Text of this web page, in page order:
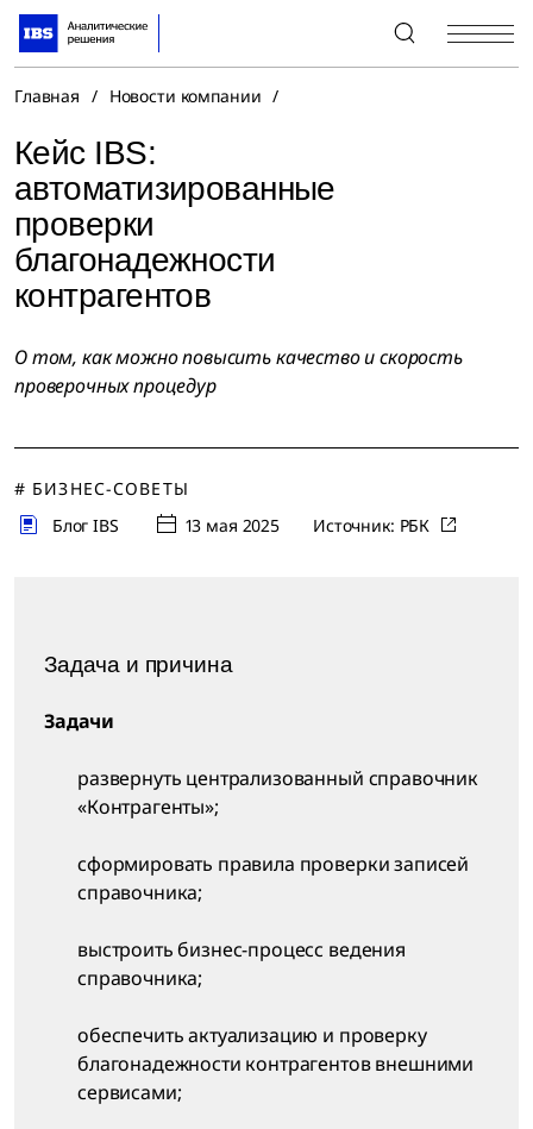
+7 (495) 967-80-80
Главная / Новости компании /
Кейс IBS:
автоматизированные
проверки
благонадежности
контрагентов
О том, как можно повысить качество и скорость
проверочных процедур
# БИЗНЕС-СОВЕТЫ
Блог IBS
13 мая 2025 Источник: РБК
Задача и причина
Задачи
развернуть централизованный справочник
«Контрагенты»;
сформировать правила проверки записей
справочника;
выстроить бизнес-процесс ведения
справочника;
обеспечить актуализацию и проверку
благонадежности контрагентов внешними
сервисами;